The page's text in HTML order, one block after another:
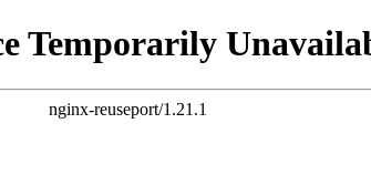
Temporarily
nginx-reuseport/1.21.1